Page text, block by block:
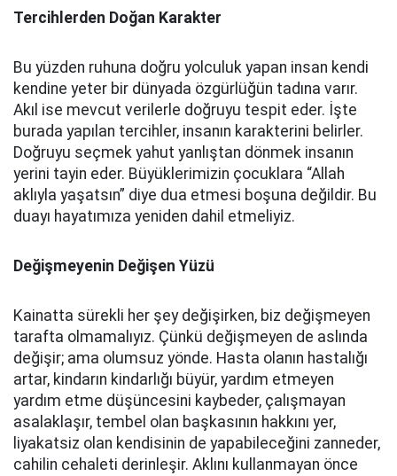
Tercihlerden Doğan Karakter
Bu yüzden ruhuna doğru yolculuk yapan insan kendi
kendine yeter bir dünyada özgürlüğün tadına varır.
Akıl ise mevcut verilerle doğruyu tespit eder. İşte
burada yapılan tercihler, insanın karakterini belirler.
Doğruyu seçmek yahut yanlıştan dönmek insanın
yerini tayin eder. Büyüklerimizin çocuklara “Allah
aklıyla yaşatsın” diye dua etmesi boşuna değildir. Bu
duayı hayatımıza yeniden dahil etmeliyiz.
Değişmeyenin Değişen Yüzü
Kainatta sürekli her şey değişirken, biz değişmeyen
tarafta olmamalıyız. Çünkü değişmeyen de aslında
değişir; ama olumsuz yönde. Hasta olanın hastalığı
artar, kindarın kindarlığı büyür, yardım etmeyen
yardım etme düşüncesini kaybeder, çalışmayan
asalaklaşır, tembel olan başkasının hakkını yer,
liyakatsiz olan kendisinin de yapabileceğini zanneder,
cahilin cehaleti derinleşir. Aklını kullanmayan önce